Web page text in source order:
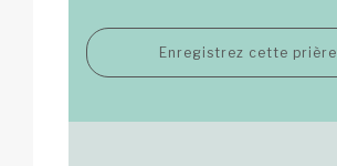
Enregistrez cette prière